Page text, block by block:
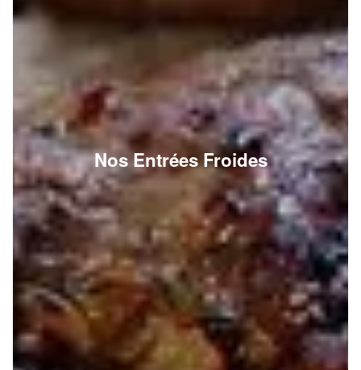
Nos Entrées Froides